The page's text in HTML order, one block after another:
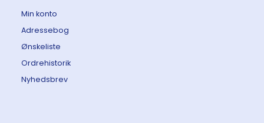
Min konto
Adressebog
Ønskeliste
Ordrehistorik
Nyhedsbrev